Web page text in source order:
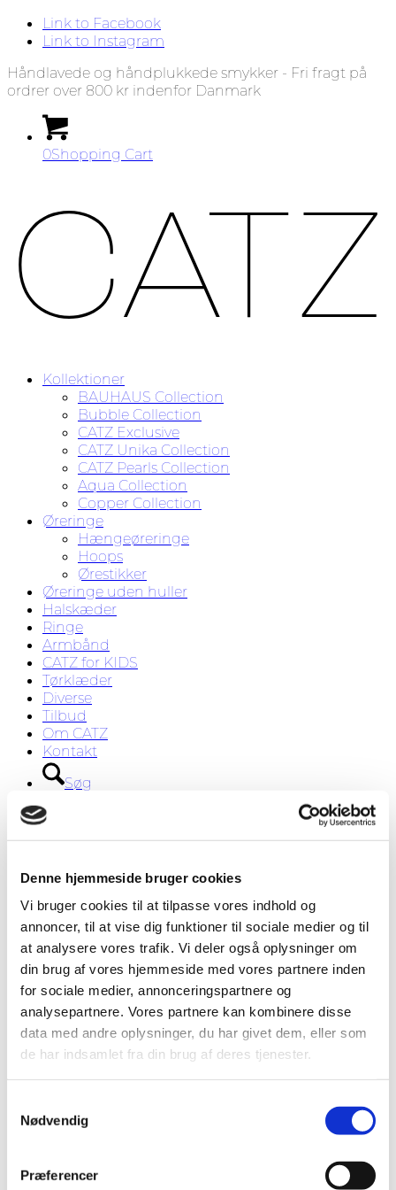
Denne hjemmeside bruger cookies
Vi bruger cookies til at tilpasse vores indhold og
annoncer, til at vise dig funktioner til sociale medier og til
at analysere vores trafik. Vi deler også oplysninger om
din brug af vores hjemmeside med vores partnere inden
for sociale medier, annonceringspartnere og
analysepartnere. Vores partnere kan kombinere disse
data med andre oplysninger, du har givet dem, eller som
de har indsamlet fra din brug af deres tjenester.
Nødvendig
Præferencer
Link to Facebook
Link to Instagram
Håndlavede og håndplukkede smykker - Fri fragt på
ordrer over 800 kr indenfor Danmark
0Shopping Cart
Kollektioner
BAUHAUS Collection
Bubble Collection
CATZ Exclusive
CATZ Unika Collection
CATZ Pearls Collection
Aqua Collection
Copper Collection
Øreringe
Hængeøreringe
Hoops
Ørestikker
Øreringe uden huller
Halskæder
Ringe
Armbånd
CATZ for KIDS
Tørklæder
Diverse
Tilbud
Om CATZ
Kontakt
Søg
børneørestikker
Standard
Custom
Navn
Pris
Dato
Popularity (sales)
Average rating
Relevance
Tilfældig
Product ID
Vis
-1 produkter pr. side
-1 produkter pr. side
-3 produkter pr. side